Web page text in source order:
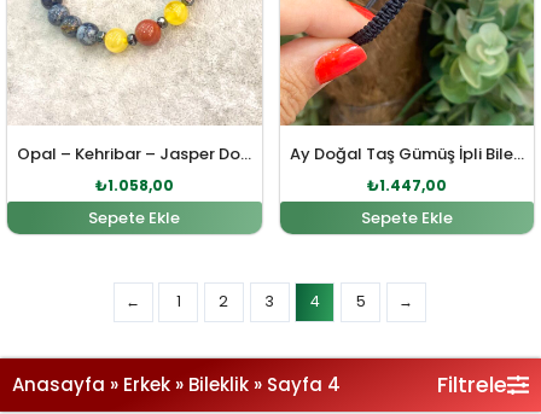
Opal – Kehribar – Jasper Doğal Taş Gümüş Bileklik
₺1.058,00
Sepete Ekle
Ay Doğal Taş Gümüş İpli Bileklik
₺1.447,00
Sepete Ekle
Anasayfa » Erkek » Bileklik » Sayfa 4 Filtrele